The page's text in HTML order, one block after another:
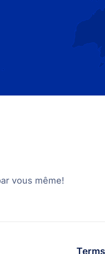
vous même!